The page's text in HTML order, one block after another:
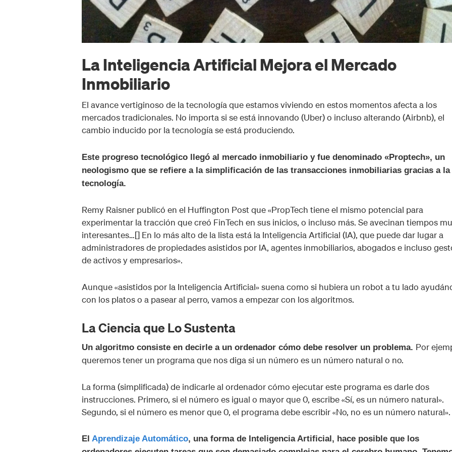
La Inteligencia Artificial Mejora el Mercado
Inmobiliario
El avance vertiginoso de la tecnología que estamos viviendo en estos momentos afecta a los
mercados tradicionales. No importa si se está innovando (Uber) o incluso alterando (Airbnb), el
cambio inducido por la tecnología se está produciendo.
Este progreso tecnológico llegó al mercado inmobiliario y fue denominado «Proptech», un
neologismo que se refiere a la simplificación de las transacciones inmobiliarias gracias a la
tecnología.
Remy Raisner publicó en el Huffington Post que «PropTech tiene el mismo potencial para
experimentar la tracción que creó FinTech en sus inicios, o incluso más. Se avecinan tiempos
interesantes…[] En lo más alto de la lista está la Inteligencia Artificial (IA), que puede dar lugar a
administradores de propiedades asistidos por IA, agentes inmobiliarios, abogados e incluso
de activos y empresarios».
Aunque «asistidos por la Inteligencia Artificial» suena como si hubiera un robot a tu lado
con los platos o a pasear al perro, vamos a empezar con los algoritmos.
La Ciencia que Lo Sustenta
Un algoritmo consiste en decirle a un ordenador cómo debe resolver un problema. Por
queremos tener un programa que nos diga si un número es un número natural o no.
La forma (simplificada) de indicarle al ordenador cómo ejecutar este programa es darle dos
instrucciones. Primero, si el número es igual o mayor que 0, escribe «Sí, es un número natural».
Segundo, si el número es menor que 0, el programa debe escribir «No, no es un número natural».
El Aprendizaje Automático, una forma de Inteligencia Artificial, hace posible que los